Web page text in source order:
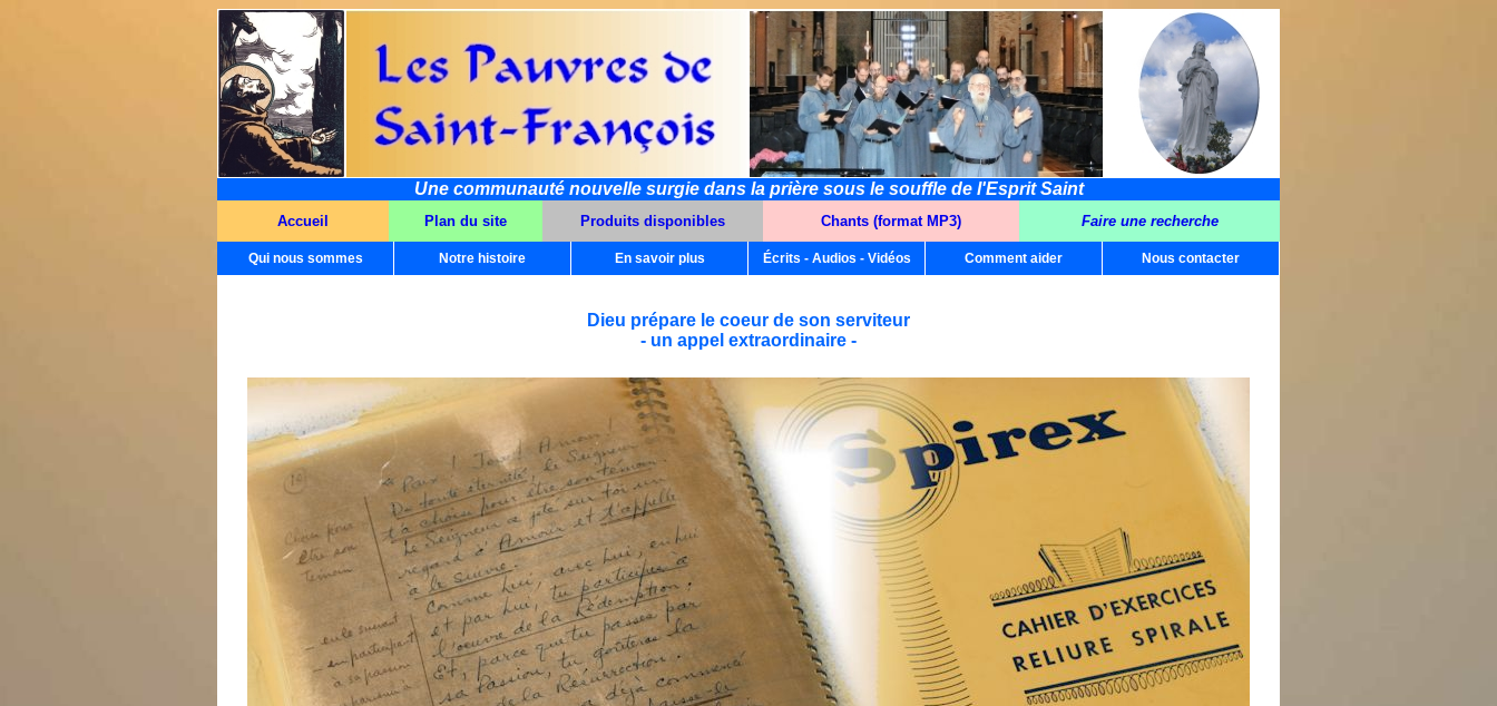
Une communauté nouvelle surgie dans la prière sous le souffle de l'Esprit Saint
Accueil Plan du site Produits disponibles Chants (format MP3) Faire une recherche
Qui nous sommes Notre histoire En savoir plus Écrits - Audios - Vidéos Comment aider Nous contacter
Dieu prépare le coeur de son serviteur
- un appel extraordinaire -